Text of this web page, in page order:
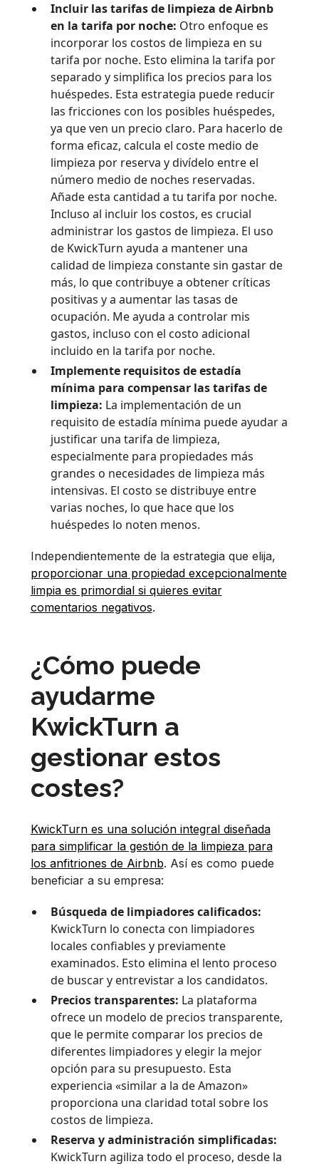
Incluir las tarifas de limpieza de Airbnb
en la tarifa por noche: Otro enfoque es
incorporar los costos de limpieza en su
tarifa por noche. Esto elimina la tarifa por
separado y simplifica los precios para los
huéspedes. Esta estrategia puede reducir
las fricciones con los posibles huéspedes,
ya que ven un precio claro. Para hacerlo de
forma eficaz, calcula el coste medio de
limpieza por reserva y divídelo entre el
número medio de noches reservadas.
Añade esta cantidad a tu tarifa por noche.
Incluso al incluir los costos, es crucial
administrar los gastos de limpieza. El uso
de KwickTurn ayuda a mantener una
calidad de limpieza constante sin gastar de
más, lo que contribuye a obtener críticas
positivas y a aumentar las tasas de
ocupación. Me ayuda a controlar mis
gastos, incluso con el costo adicional
incluido en la tarifa por noche.
Implemente requisitos de estadía
mínima para compensar las tarifas de
limpieza: La implementación de un
requisito de estadía mínima puede ayudar a
justificar una tarifa de limpieza,
especialmente para propiedades más
grandes o necesidades de limpieza más
intensivas. El costo se distribuye entre
varias noches, lo que hace que los
huéspedes lo noten menos.
Independientemente de la estrategia que elija,
proporcionar una propiedad excepcionalmente
limpia es primordial si quieres evitar
comentarios negativos.
¿Cómo puede
ayudarme
KwickTurn a
gestionar estos
costes?
KwickTurn es una solución integral diseñada
para simplificar la gestión de la limpieza para
los anfitriones de Airbnb. Así es como puede
beneficiar a su empresa:
Búsqueda de limpiadores calificados:
KwickTurn lo conecta con limpiadores
locales confiables y previamente
examinados. Esto elimina el lento proceso
de buscar y entrevistar a los candidatos.
Precios transparentes: La plataforma
ofrece un modelo de precios transparente,
que le permite comparar los precios de
diferentes limpiadores y elegir la mejor
opción para su presupuesto. Esta
experiencia «similar a la de Amazon»
proporciona una claridad total sobre los
costos de limpieza.
Reserva y administración simplificadas:
KwickTurn agiliza todo el proceso, desde la